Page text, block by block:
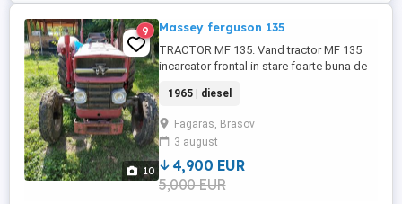
10
9 Massey ferguson 135
TRACTOR MF 135. Vand tractor MF 135
incarcator frontal in stare foarte buna de
1965 | diesel
Fagaras, Brasov
3 august
4,900 EUR
5,000 EUR